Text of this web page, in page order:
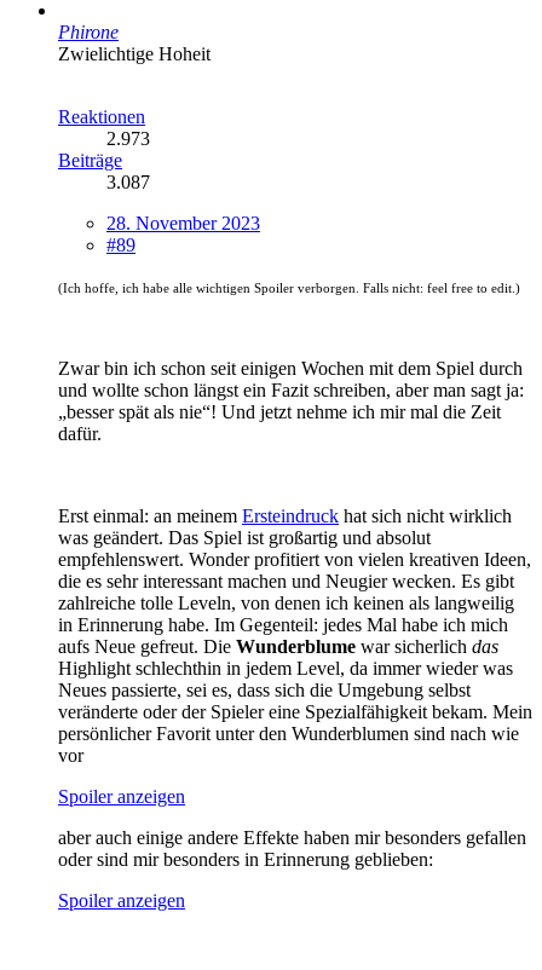
Phirone
Zwielichtige Hoheit
Reaktionen
2.973
Beiträge
3.087
28. November 2023
#89
(Ich hoffe, ich habe alle wichtigen Spoiler verborgen. Falls nicht: feel free to edit.)
Zwar bin ich schon seit einigen Wochen mit dem Spiel durch
und wollte schon längst ein Fazit schreiben, aber man sagt ja:
„besser spät als nie“! Und jetzt nehme ich mir mal die Zeit
dafür.
Erst einmal: an meinem Ersteindruck hat sich nicht wirklich
was geändert. Das Spiel ist großartig und absolut
empfehlenswert. Wonder profitiert von vielen kreativen Ideen,
die es sehr interessant machen und Neugier wecken. Es gibt
zahlreiche tolle Leveln, von denen ich keinen als langweilig
in Erinnerung habe. Im Gegenteil: jedes Mal habe ich mich
aufs Neue gefreut. Die Wunderblume war sicherlich das
Highlight schlechthin in jedem Level, da immer wieder was
Neues passierte, sei es, dass sich die Umgebung selbst
veränderte oder der Spieler eine Spezialfähigkeit bekam. Mein
persönlicher Favorit unter den Wunderblumen sind nach wie
vor
Spoiler anzeigen
aber auch einige andere Effekte haben mir besonders gefallen
oder sind mir besonders in Erinnerung geblieben:
Spoiler anzeigen